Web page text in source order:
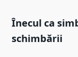
Înecul ca
schimbării